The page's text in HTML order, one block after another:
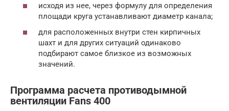
исходя из нее, через формулу для определения
площади круга устанавливают диаметр канала;
для расположенных внутри стен кирпичных
шахт и для других ситуаций одинаково
подбирают самое близкое из возможных
значений.
Программа расчета противодымной
вентиляции Fans 400